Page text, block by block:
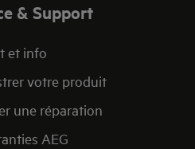
& Support
et info
votre produit
une réparation
AEG